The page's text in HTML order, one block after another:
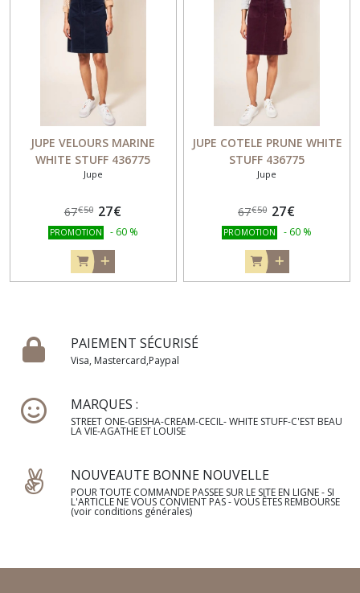
JUPE VELOURS MARINE
WHITE STUFF 436775
Jupe
67€50 27€
PROMOTION - 60 %
JUPE COTELE PRUNE WHITE
STUFF 436775
Jupe
67€50 27€
PROMOTION - 60 %
PAIEMENT SÉCURISÉ
Visa, Mastercard,Paypal
MARQUES :
STREET ONE-GEISHA-CREAM-CECIL- WHITE STUFF-C'EST BEAU
LA VIE-AGATHE ET LOUISE
NOUVEAUTE BONNE NOUVELLE
POUR TOUTE COMMANDE PASSEE SUR LE SITE EN LIGNE - SI
L'ARTICLE NE VOUS CONVIENT PAS - VOUS ÊTES REMBOURSE
(voir conditions générales)